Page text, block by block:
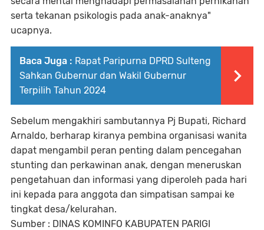
serta tekanan psikologis pada anak-anaknya"
ucapnya.
Baca Juga : Rapat Paripurna DPRD Sulteng
Sahkan Gubernur dan Wakil Gubernur
Terpilih Tahun 2024
Sebelum mengakhiri sambutannya Pj Bupati, Richard
Arnaldo, berharap kiranya pembina organisasi wanita
dapat mengambil peran penting dalam pencegahan
stunting dan perkawinan anak, dengan meneruskan
pengetahuan dan informasi yang diperoleh pada hari
ini kepada para anggota dan simpatisan sampai ke
tingkat desa/kelurahan.
Sumber : DINAS KOMINFO KABUPATEN PARIGI